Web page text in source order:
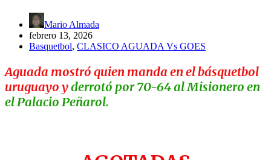
Mario Almada
febrero 13, 2026
Basquetbol, CLASICO AGUADA Vs GOES
Aguada mostró quien manda en el básquetbol
uruguayo yderrotó por 70-64 al Misionero en
el Palacio Peñarol.